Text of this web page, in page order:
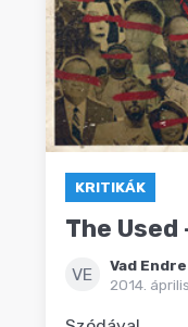
KRITIKÁK
The Used
VE
Vad Endre
2014.